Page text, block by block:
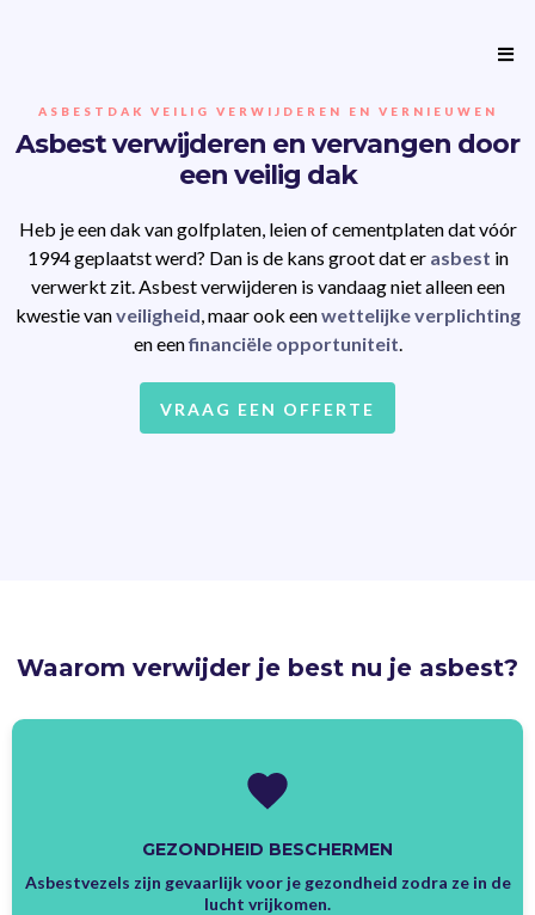
ASBESTDAK VEILIG VERWIJDEREN EN VERNIEUWEN
Asbest verwijderen en vervangen door
een veilig dak
Heb je een dak van golfplaten, leien of cementplaten dat vóór
1994 geplaatst werd? Dan is de kans groot dat er asbest in
verwerkt zit. Asbest verwijderen is vandaag niet alleen een
kwestie vanveiligheid, maar ook eenwettelijke verplichting
en eenfinanciële opportuniteit.
VRAAG EEN OFFERTE
Waarom verwijder je best nu je asbest?
GEZONDHEID BESCHERMEN
Asbestvezels zijn gevaarlijk voor je gezondheid zodra ze in de
lucht vrijkomen.